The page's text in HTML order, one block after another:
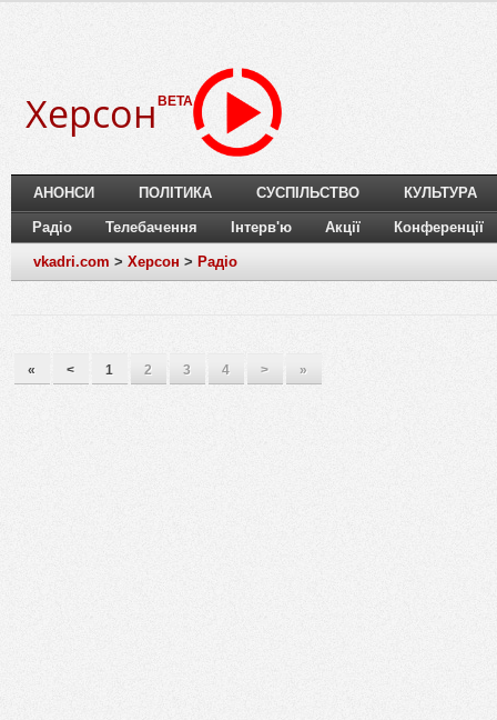
Херсон BETA
АНОНСИ ПОЛІТИКА СУСПІЛЬСТВО КУЛЬТУРА
Радіо Телебачення Інтерв'ю Акції Конференції
vkadri.com > Херсон > Радіо
« < 1 2 3 4 > »